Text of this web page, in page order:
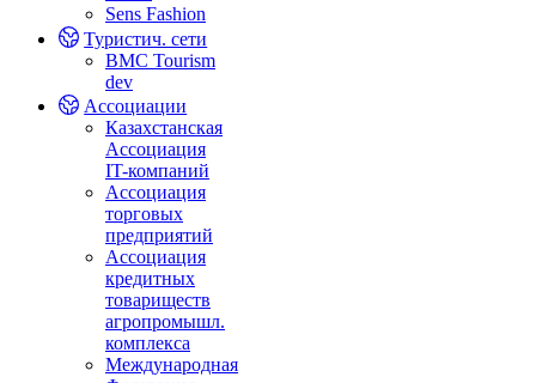
Sens Fashion
Туристич. сети
BMC Tourism
dev
Ассоциации
Казахстанская
Ассоциация
IT-компаний
Ассоциация
торговых
предприятий
Ассоциация
кредитных
товариществ
агропромышл.
комплекса
Международная